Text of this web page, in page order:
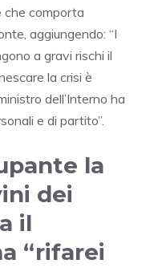
che comporta
aggiungendo: “I
a gravi rischi il
la crisi è
dell’Interno ha
e di partito”.
la
dei
il
“rifarei